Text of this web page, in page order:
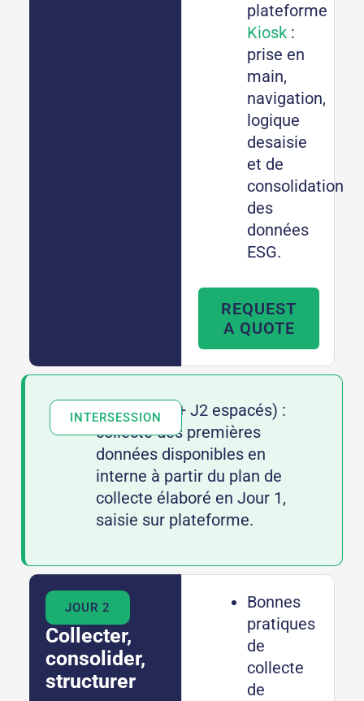
plateforme
Kiosk :
prise en
main,
navigation,
logique
desaisie
et de
consolidation
des
données
ESG.
REQUEST
A QUOTE
(format J1 + J2 espacés) :
collecte des premières
données disponibles en
interne à partir du plan de
collecte élaboré en Jour 1,
saisie sur plateforme.
INTERSESSION
JOUR 2
Collecter,
consolider,
structurer
Bonnes
pratiques
de
collecte
de